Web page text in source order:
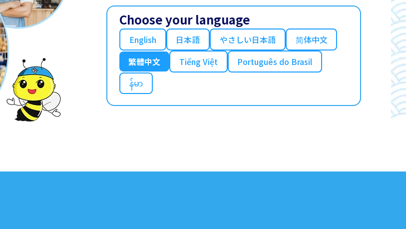
Choose your language
English 日本語 やさしい日本語
简体中文
繁體中文
Tiếng Việt
Português do Brasil
န်မာ